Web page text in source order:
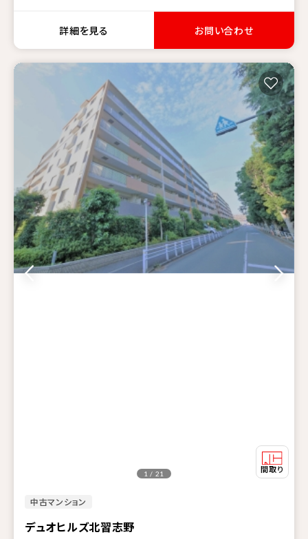
詳細を見る お問い合わせ
中古マンション
デュオヒルズ北習志野
1 / 21